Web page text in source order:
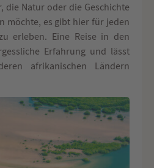
die Natur oder die Geschichte
möchte, es gibt hier für jeden
erleben. Eine Reise in den
Erfahrung und lässt
afrikanischen Ländern